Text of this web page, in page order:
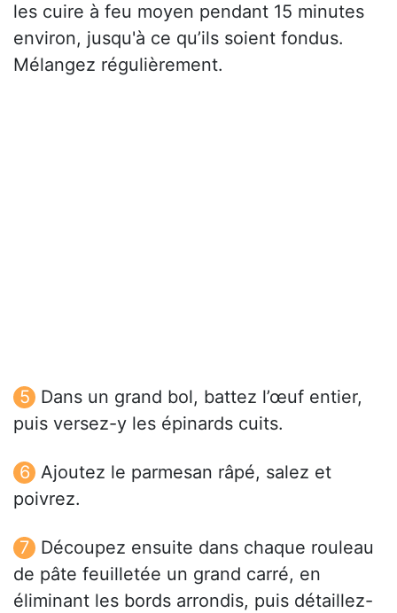
les cuire à feu moyen pendant 15 minutes
environ, jusqu'à ce qu’ils soient fondus.
Mélangez régulièrement.
Dans un grand bol, battez l’œuf entier,
puis versez-y les épinards cuits.
Ajoutez le parmesan râpé, salez et
poivrez.
Découpez ensuite dans chaque rouleau
de pâte feuilletée un grand carré, en
éliminant les bords arrondis, puis détaillez-